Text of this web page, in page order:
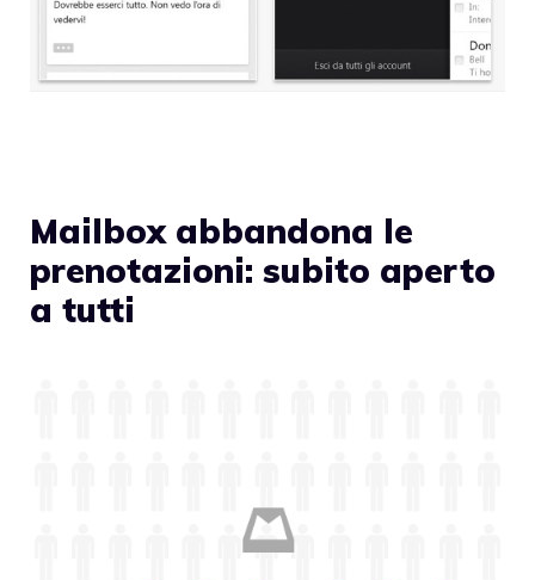
Mailbox abbandona le
prenotazioni: subito aperto
a tutti